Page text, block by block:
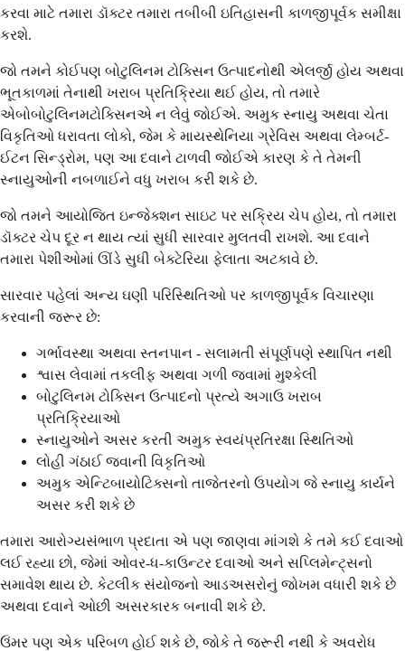
કરવા માટે તમારા ડૉક્ટર તમારા તબીબી ઇતિહાસની કાળજીપૂર્વક સમીક્ષા
કરશે.
જો તમને કોઈપણ બોટુલિનમ ટોક્સિન ઉત્પાદનોથી એલર્જી હોય અથવા
ભૂતકાળમાં તેનાથી ખરાબ પ્રતિક્રિયા થઈ હોય, તો તમારે
એબોબોટુલિનમટોક્સિનએ ન લેવું જોઈએ. અમુક સ્નાયુ અથવા ચેતા
વિકૃતિઓ ધરાવતા લોકો, જેમ કે માયસ્થેનિયા ગ્રેવિસ અથવા લેમ્બર્ટ-
ઈટન સિન્ડ્રોમ, પણ આ દવાને ટાળવી જોઈએ કારણ કે તે તેમની
સ્નાયુઓની નબળાઈને વધુ ખરાબ કરી શકે છે.
જો તમને આયોજિત ઇન્જેક્શન સાઇટ પર સક્રિય ચેપ હોય, તો તમારા
ડૉક્ટર ચેપ દૂર ન થાય ત્યાં સુધી સારવાર મુલતવી રાખશે. આ દવાને
તમારા પેશીઓમાં ઊંડે સુધી બેક્ટેરિયા ફેલાતા અટકાવે છે.
સારવાર પહેલાં અન્ય ઘણી પરિસ્થિતિઓ પર કાળજીપૂર્વક વિચારણા
કરવાની જરૂર છે:
ગર્ભાવસ્થા અથવા સ્તનપાન - સલામતી સંપૂર્ણપણે સ્થાપિત નથી
શ્વાસ લેવામાં તકલીફ અથવા ગળી જવામાં મુશ્કેલી
બોટુલિનમ ટોક્સિન ઉત્પાદનો પ્રત્યે અગાઉ ખરાબ
પ્રતિક્રિયાઓ
સ્નાયુઓને અસર કરતી અમુક સ્વયંપ્રતિરક્ષા સ્થિતિઓ
લોહી ગંઠાઈ જવાની વિકૃતિઓ
અમુક એન્ટિબાયોટિક્સનો તાજેતરનો ઉપયોગ જે સ્નાયુ કાર્યને
અસર કરી શકે છે
તમારા આરોગ્યસંભાળ પ્રદાતા એ પણ જાણવા માંગશે કે તમે કઈ દવાઓ
લઈ રહ્યા છો, જેમાં ઓવર-ધ-કાઉન્ટર દવાઓ અને સપ્લિમેન્ટ્સનો
સમાવેશ થાય છે. કેટલીક સંયોજનો આડઅસરોનું જોખમ વધારી શકે છે
અથવા દવાને ઓછી અસરકારક બનાવી શકે છે.
ઉંમર પણ એક પરિબળ હોઈ શકે છે, જોકે તે જરૂરી નથી કે અવરોધ